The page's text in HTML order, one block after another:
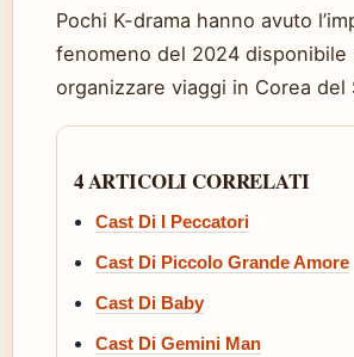
Pochi K-drama hanno avuto
fenomeno del 2024
organizzare viaggi in Corea
4 ARTICOLI CORRELATI
Cast Di I Peccatori
Cast Di Piccolo Grande Amore
Cast Di Baby
Cast Di Gemini Man